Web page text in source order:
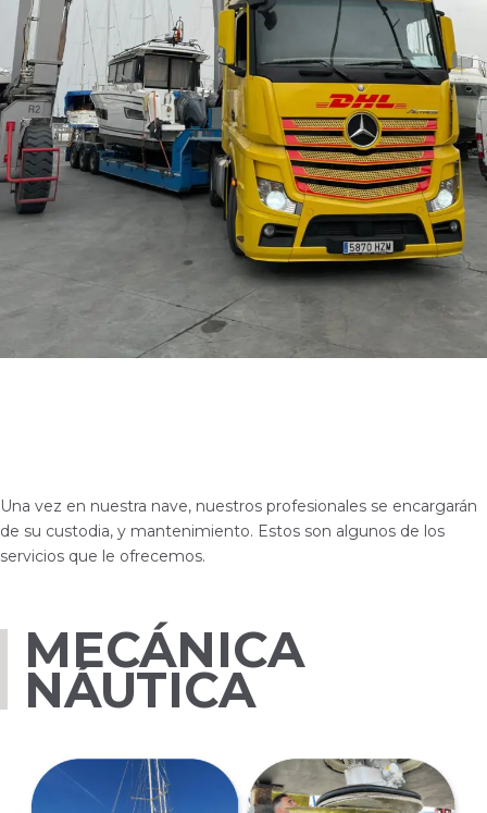
Una vez en nuestra nave, nuestros profesionales se encargarán
de su custodia, y mantenimiento. Estos son algunos de los
servicios que le ofrecemos.
MECÁNICA
NÁUTICA